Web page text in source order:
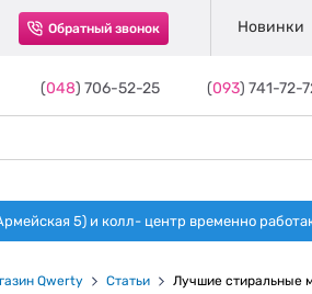
Обратный звонок Новинки
(048) 706-52-25 (093) 741-72-
5) и колл- центр временно
Qwerty Статьи Лучшие стиральные